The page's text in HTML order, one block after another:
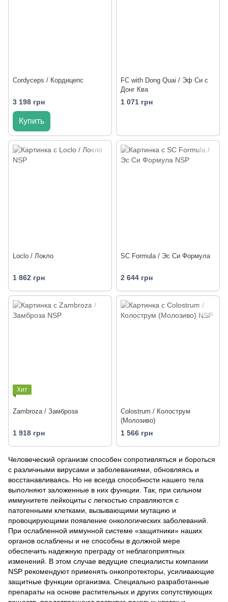
Cordyceps / Кордицепс
3 198 грн
Купить
FC with Dong Quai / Эф Си с
Донг Ква
1 071 грн
Loclo / Локло
1 862 грн
SC Formula / Эс Си Формула
2 644 грн
Хит
Zambroza / Замброза
1 918 грн
Colostrum / Колострум
(Молозиво)
1 566 грн
Человеческий организм способен сопротивляться и бороться
с различными вирусами и заболеваниями, обновляясь и
восстанавливаясь. Но не всегда способности нашего тела
выполняют заложенные в них функции. Так, при сильном
иммунитете лейкоциты с легкостью справляются с
патогенными клетками, вызывающими мутацию и
провоцирующими появление онкологических заболеваний.
При ослабленной иммунной системе «защитники» наших
органов ослаблены и не способны в должной мере
обеспечить надежную преграду от неблагоприятных
изменений. В этом случае ведущие специалисты компании
NSP рекомендуют применять онкопротекторы, усиливающие
защитные функции организма. Специально разработанные
препараты на основе растительных и других сопутствующих